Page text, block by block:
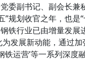
委副书记、副会长
”规划收官之年，也
铁行业已由增量发
发展新动能，通过
铁运营’等一系列深